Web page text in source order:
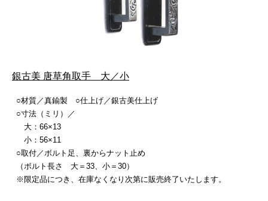
銀古美 唐草角取手 大／小
○材質／真鍮製 ○仕上げ／銀古美仕上げ
○寸法（ミリ）／
大：66×13
小：56×11
○取付／ボルト足、裏からナット止め
（ボルト長さ 大＝33、小＝30）
※限定品につき、在庫なくなり次第に販売終了いたします。